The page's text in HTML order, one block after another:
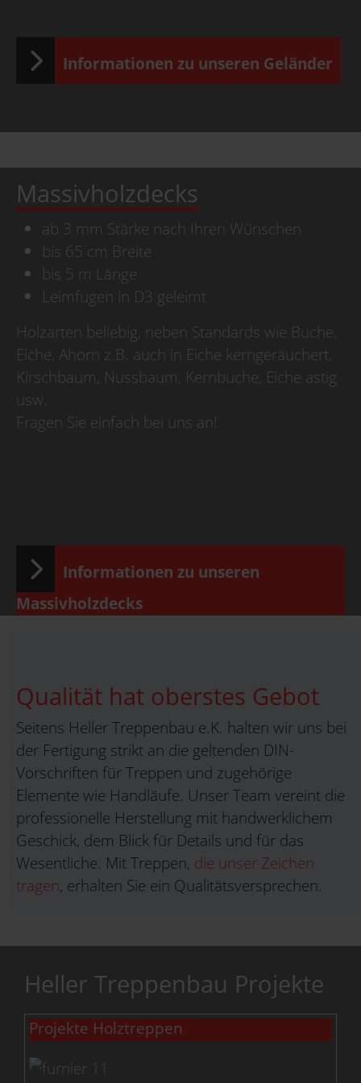
Informationen zu unseren Geländer
Massivholzdecks
ab 3 mm Stärke nach Ihren Wünschen
bis 65 cm Breite
bis 5 m Länge
Leimfugen in D3 geleimt
Holzarten beliebig, neben Standards wie Buche,
Eiche, Ahorn z.B. auch in Eiche kerngeräuchert,
Kirschbaum, Nussbaum, Kernbuche, Eiche astig
usw.
Fragen Sie einfach bei uns an!
Informationen zu unseren
Massivholzdecks
Qualität hat oberstes Gebot
Seitens Heller Treppenbau e.K. halten wir uns bei
der Fertigung strikt an die geltenden DIN-
Vorschriften für Treppen und zugehörige
Elemente wie Handläufe. Unser Team vereint die
professionelle Herstellung mit handwerklichem
Geschick, dem Blick für Details und für das
Wesentliche. Mit Treppen, die unser Zeichen
tragen, erhalten Sie ein Qualitätsversprechen.
Heller Treppenbau Projekte
Projekte Holztreppen